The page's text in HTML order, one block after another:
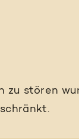
zu stören